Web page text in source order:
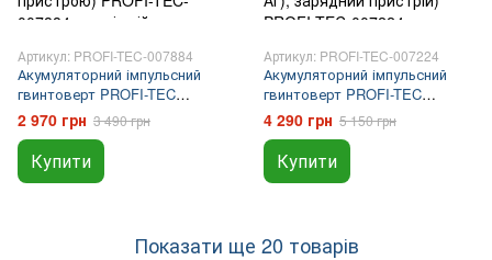
Артикул: PROFI-TEC-007884
Акумуляторний імпульсний
гвинтоверт PROFI-TEC
PPID2620 POWERLine (без
акумулятора та зарядного
пристрою)
2 970 грн 3 490 грн
Купити
Артикул: PROFI-TEC-007224
Акумуляторний імпульсний
гвинтоверт PROFI-TEC
PID1820BL POWERLine (набір
біт, 2×PT2020MP (2.0 Аг),
зарядний пристрій)
4 290 грн 5 150 грн
Купити
Показати ще 20 товарів